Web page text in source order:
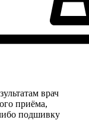
врач
приёма,
подшивку